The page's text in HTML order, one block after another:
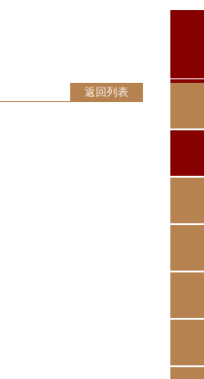
返回列表